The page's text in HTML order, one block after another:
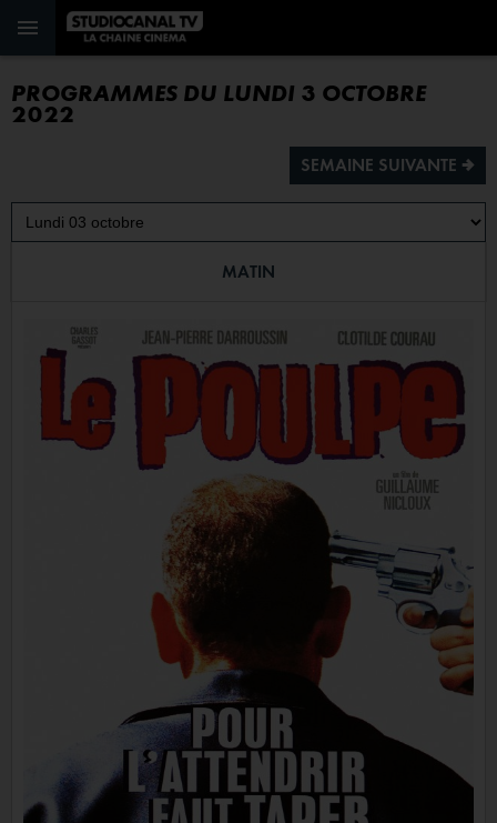
PROGRAMMES DU LUNDI 3 OCTOBRE
2022
SEMAINE SUIVANTE ª
MATIN